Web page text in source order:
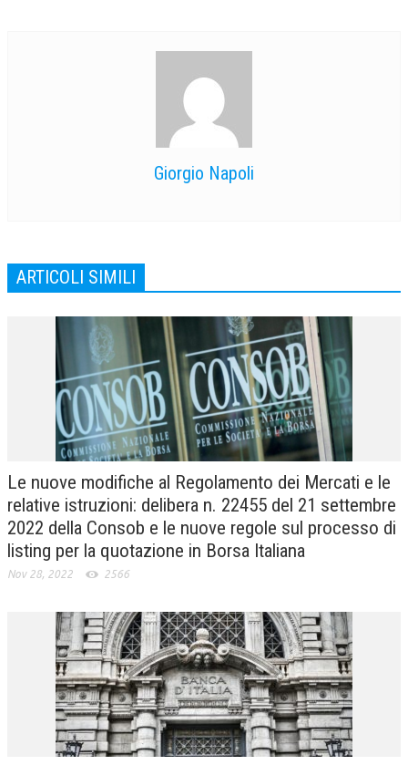
Giorgio Napoli
ARTICOLI SIMILI
Le nuove modifiche al Regolamento dei Mercati e le
relative istruzioni: delibera n. 22455 del 21 settembre
2022 della Consob e le nuove regole sul processo di
listing per la quotazione in Borsa Italiana
Nov 28, 2022 2566